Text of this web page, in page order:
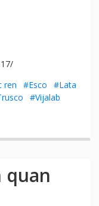
ren #Esco
#Lata
#Vijalab
quan